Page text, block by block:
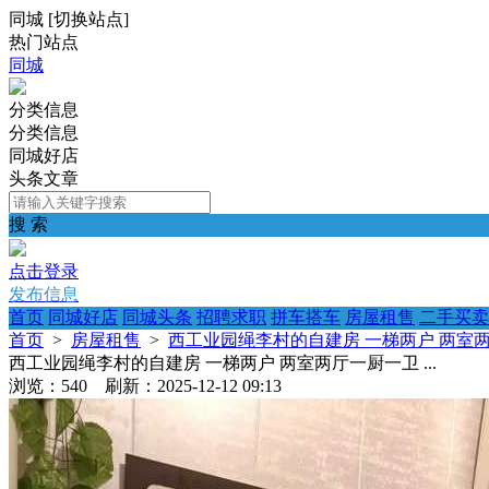
同城 [切换站点]
热门站点
同城
分类信息
分类信息
同城好店
头条文章
搜 索
点击登录
发布信息
首页 同城好店 同城头条 招聘求职 拼车搭车 房屋租售 二手买卖
首页 > 房屋租售 > 西工业园绳李村的自建房 一梯两户 两室
西工业园绳李村的自建房 一梯两户 两室两厅一厨一卫 ...
浏览：540 刷新：2025-12-12 09:13